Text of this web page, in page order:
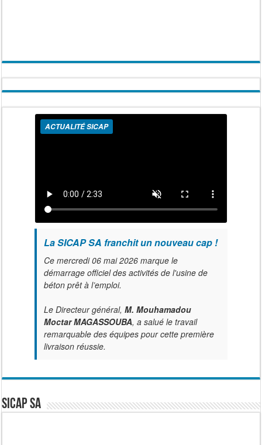
ACTUALITÉ SICAP
La SICAP SA franchit un nouveau cap !
Ce mercredi 06 mai 2026 marque le
démarrage officiel des activités de l'usine de
béton prêt à l’emploi.
Le Directeur général, M. Mouhamadou
Moctar MAGASSOUBA, a salué le travail
remarquable des équipes pour cette première
livraison réussie.
SICAP SA